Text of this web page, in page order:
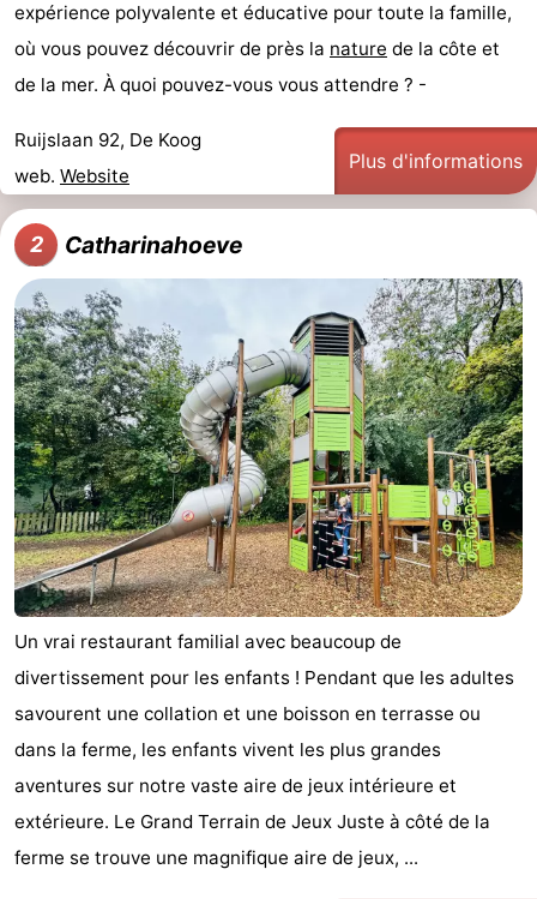
Krim
EuroParcs
-
Strandhuys
-
Villapark
Residentie
Texel
-
Villapark
Vogelmient
Hôtels
Last
minutes
Plages
Voir
et
faire
Lieux
d'intérêt
-
Musées
-
Monuments
Églises
-
Points
Attractions
expérience polyvalente et éducative pour toute la famille,
où vous pouvez découvrir de près la nature de la côte et
de la mer. À quoi pouvez-vous vous attendre ? -
Ruijslaan 92, De Koog
web. Website
Plus d'informations
2 Catharinahoeve
Un vrai restaurant familial avec beaucoup de
divertissement pour les enfants ! Pendant que les adultes
savourent une collation et une boisson en terrasse ou
dans la ferme, les enfants vivent les plus grandes
aventures sur notre vaste aire de jeux intérieure et
extérieure. Le Grand Terrain de Jeux Juste à côté de la
ferme se trouve une magnifique aire de jeux, ...